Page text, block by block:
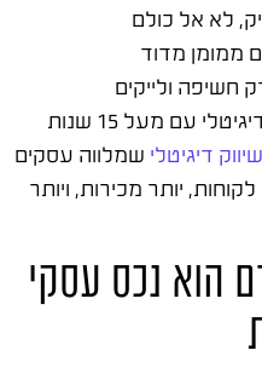
לא אל כולם
ממומן מדוד
חשיפה ולייקים
, מומחה שיווק דיגיטלי עם מעל 15 שנות
דיגיטלי שמלווה עסקים
יותר מכירות, ויותר
הוא נכס עסקי